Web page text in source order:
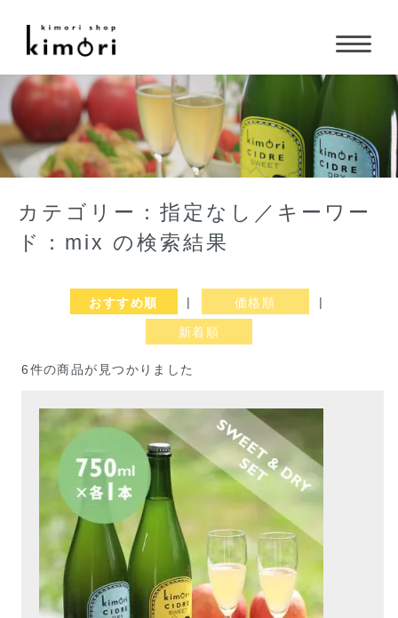
カテゴリー：指定なし／キーワー
ド：mix の検索結果
おすすめ順 価格順
新着順
6件の商品が見つかりました